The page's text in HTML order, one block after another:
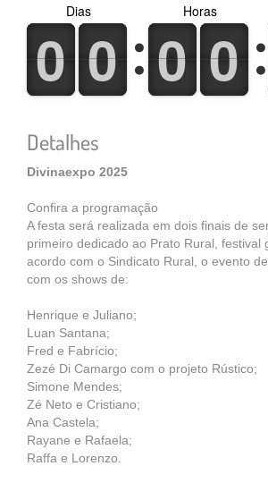
0
0
1
1 0
0
1
1
Dias
0
0
1
1 0
0
1
1
Horas
Detalhes
Divinaexpo 2025
Confira a programação
A festa será realizada em dois finais de
primeiro dedicado ao Prato Rural, festival
acordo com o Sindicato Rural, o evento
com os shows de:
Henrique e Juliano;
Luan Santana;
Fred e Fabrício;
Zezé Di Camargo com o projeto Rústico;
Simone Mendes;
Zé Neto e Cristiano;
Ana Castela;
Rayane e Rafaela;
Raffa e Lorenzo.